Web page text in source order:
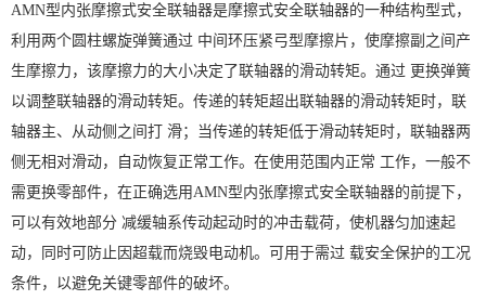
AMN型内张摩擦式安全联轴器是摩擦式安全联轴器的一种结构型式，
利用两个圆柱螺旋弹簧通过 中间环压紧弓型摩擦片，使摩擦副之间产
生摩擦力，该摩擦力的大小决定了联轴器的滑动转矩。通过 更换弹簧
以调整联轴器的滑动转矩。传递的转矩超出联轴器的滑动转矩时，联
轴器主、从动侧之间打 滑；当传递的转矩低于滑动转矩时，联轴器两
侧无相对滑动，自动恢复正常工作。在使用范围内正常 工作，一般不
需更换零部件，在正确选用AMN型内张摩擦式安全联轴器的前提下，
可以有效地部分 减缓轴系传动起动时的冲击载荷，使机器匀加速起
动，同时可防止因超载而烧毁电动机。可用于需过 载安全保护的工况
条件，以避免关键零部件的破坏。